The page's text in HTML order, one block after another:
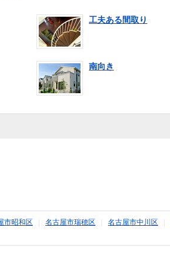
工夫ある間取り
南向き
市昭和区 名古屋市瑞穂区 名古屋市中川区